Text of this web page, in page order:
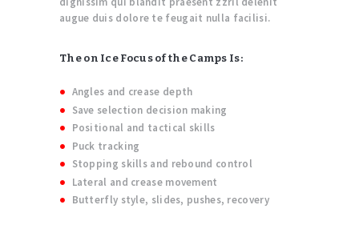
augue duis dolore te feugait nulla facilisi.
The on Ice Focus of the Camps Is:
Angles and crease depth
Save selection decision making
Positional and tactical skills
Puck tracking
Stopping skills and rebound control
Lateral and crease movement
Butterfly style, slides, pushes, recovery